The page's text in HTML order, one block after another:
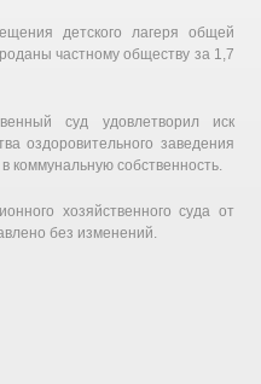
детского лагеря общей
частному обществу за 1,7
суд удовлетворил иск
оздоровительного заведения
коммунальную собственность.
хозяйственного суда от
без изменений.